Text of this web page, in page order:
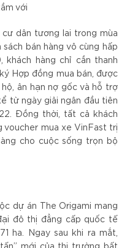
với
cư dân tương lai trong mùa
bán hàng vô cùng hấp
khách hàng chỉ cần thanh
Hợp đồng mua bán, được
ân hạn nợ gốc và hỗ trợ
từ ngày giải ngân đầu tiên
Đồng thời, tất cả khách
voucher mua xe VinFast trị
cho cuộc sống trọn bộ
dự án The Origami mang
đô thị đẳng cấp quốc tế
ha. Ngay sau khi ra mắt,